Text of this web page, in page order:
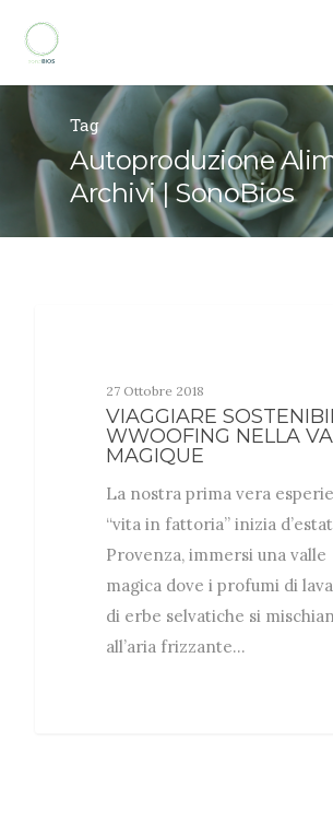
Tag
Autoproduzione
Archivi | SonoBios
27 Ottobre 2018
VIAGGIARE
WWOOFING NELLA
MAGIQUE
La nostra prima vera
“vita in fattoria” inizia
Provenza, immersi una valle
magica dove i profumi di
di erbe selvatiche si
all’aria frizzante…